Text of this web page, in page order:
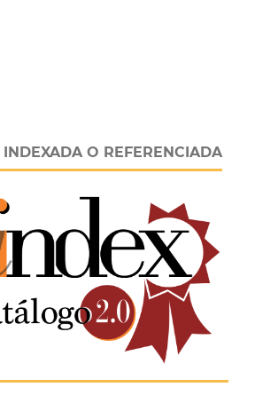
O REFERENCIADA